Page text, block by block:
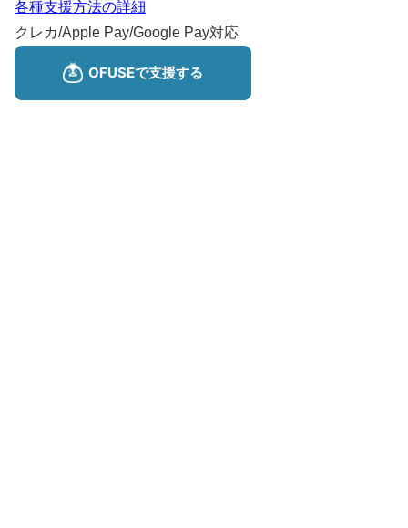
各種支援方法の詳細
クレカ/Apple Pay/Google Pay対応